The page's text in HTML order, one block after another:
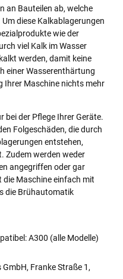
an Bauteilen ab, welche
diese Kalkablagerungen
wie der
viel Kalk im Wasser
werden, damit keine
einer Wasserenthärtung
Ihrer Maschine nichts mehr
bei der Pflege Ihrer Geräte.
Folgeschäden, die durch
entstehen,
Zudem werden weder
angegriffen oder gar
die Maschine einfach mit
die Brühautomatik
A300 (alle Modelle)
Franke Straße 1,